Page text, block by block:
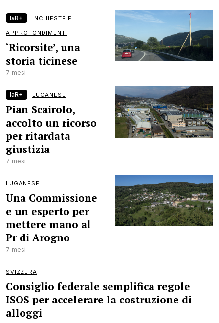
laR+ INCHIESTE E
APPROFONDIMENTI
‘Ricorsite’, una
storia ticinese
7 mesi
laR+ LUGANESE
Pian Scairolo,
accolto un ricorso
per ritardata
giustizia
7 mesi
LUGANESE
Una Commissione
e un esperto per
mettere mano al
Pr di Arogno
7 mesi
SVIZZERA
Consiglio federale semplifica regole
ISOS per accelerare la costruzione di
alloggi